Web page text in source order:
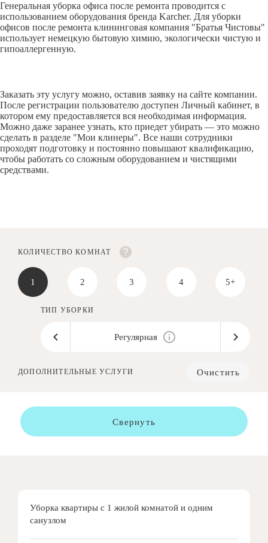
Генеральная уборка офиса после ремонта проводится с
использованием оборудования бренда Karcher. Для уборки
офисов после ремонта клининговая компания "Братья Чистовы"
использует немецкую бытовую химию, экологически чистую и
гипоаллергенную.
Заказать эту услугу можно, оставив заявку на сайте компании.
После регистрации пользователю доступен Личный кабинет, в
котором ему предоставляется вся необходимая информация.
Можно даже заранее узнать, кто приедет убирать — это можно
сделать в разделе "Мои клинеры". Все наши сотрудники
проходят подготовку и постоянно повышают квалификацию,
чтобы работать со сложным оборудованием и чистящими
средствами.
КОЛИЧЕСТВО КОМНАТ
1 2 3 4 5+
ТИП УБОРКИ
Регулярная
ДОПОЛНИТЕЛЬНЫЕ УСЛУГИ Очистить
Свернуть
Уборка квартиры с 1 жилой комнатой и одним
санузлом